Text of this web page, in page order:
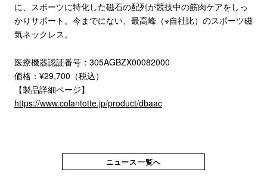
に、スポーツに特化した磁石の配列が競技中の筋肉ケアをしっ
かりサポート。今までにない、最高峰（※自社比）のスポーツ磁
気ネックレス。
医療機器認証番号：305AGBZX00082000
価格：¥29,700（税込）
【製品詳細ページ】
https://www.colantotte.jp/product/dbaac
ニュース一覧へ